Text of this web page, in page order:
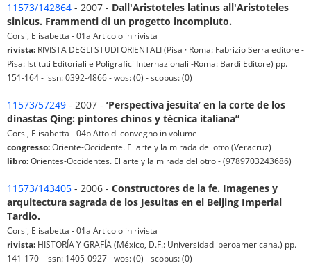
11573/142864 - 2007 - Dall'Aristoteles latinus all'Aristoteles
sinicus. Frammenti di un progetto incompiuto.
Corsi, Elisabetta - 01a Articolo in rivista
rivista: RIVISTA DEGLI STUDI ORIENTALI (Pisa · Roma: Fabrizio Serra editore -
Pisa: Istituti Editoriali e Poligrafici Internazionali -Roma: Bardi Editore) pp.
151-164 - issn: 0392-4866 - wos: (0) - scopus: (0)
11573/57249 - 2007 - ’Perspectiva jesuita’ en la corte de los
dinastas Qing: pintores chinos y técnica italiana”
Corsi, Elisabetta - 04b Atto di convegno in volume
congresso:Oriente-Occidente. El arte y la mirada del otro (Veracruz)
libro:Orientes-Occidentes. El arte y la mirada del otro - (9789703243686)
11573/143405 - 2006 - Constructores de la fe. Imagenes y
arquitectura sagrada de los Jesuitas en el Beijing Imperial
Tardio.
Corsi, Elisabetta - 01a Articolo in rivista
rivista: HISTORÍA Y GRAFÍA (México, D.F.: Universidad iberoamericana.) pp.
141-170 - issn: 1405-0927 - wos: (0) - scopus: (0)